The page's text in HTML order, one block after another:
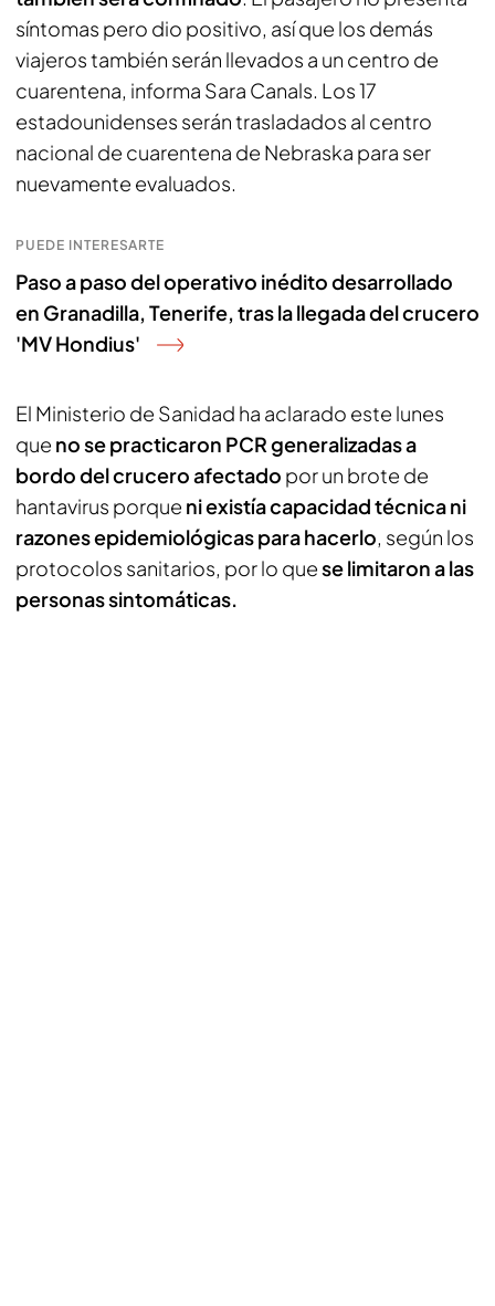
síntomas pero dio positivo, así que los demás
viajeros también serán llevados a un centro de
cuarentena, informa Sara Canals. Los 17
estadounidenses serán trasladados al centro
nacional de cuarentena de Nebraska para ser
nuevamente evaluados.
PUEDE INTERESARTE
Paso a paso del operativo inédito desarrollado
en Granadilla, Tenerife, tras la llegada del crucero
'MV Hondius'
El Ministerio de Sanidad ha aclarado este lunes
que no se practicaron PCR generalizadas a
bordo del crucero afectado por un brote de
hantavirus porque ni existía capacidad técnica ni
razones epidemiológicas para hacerlo, según los
protocolos sanitarios, por lo quese limitaron a las
personas sintomáticas.